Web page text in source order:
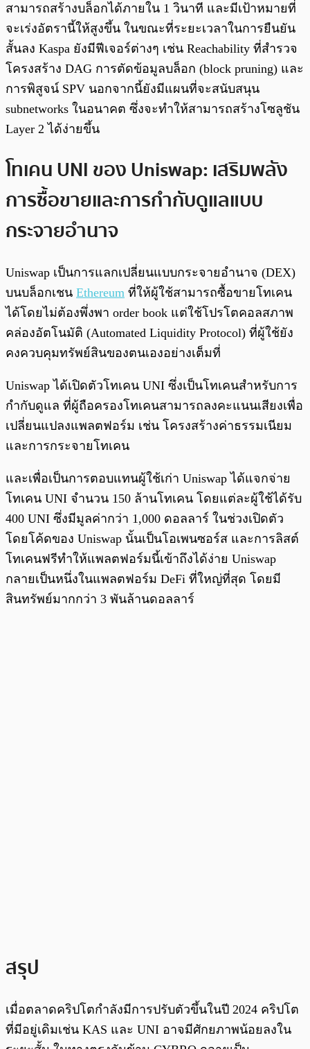
สามารถสร้างบล็อกได้ภายใน 1 วินาที และมีเป้าหมายที่
จะเร่งอัตรานี้ให้สูงขึ้น ในขณะที่ระยะเวลาในการยืนยัน
สั้นลง Kaspa ยังมีฟีเจอร์ต่างๆ เช่น Reachability ที่สำรวจ
โครงสร้าง DAG การตัดข้อมูลบล็อก (block pruning) และ
การพิสูจน์ SPV นอกจากนี้ยังมีแผนที่จะสนับสนุน
subnetworks ในอนาคต ซึ่งจะทำให้สามารถสร้างโซลูชัน
Layer 2 ได้ง่ายขึ้น
โทเคน UNI ของ Uniswap: เสริมพลัง
การซื้อขายและการกำกับดูแลแบบ
กระจายอำนาจ
Uniswap เป็นการแลกเปลี่ยนแบบกระจายอำนาจ (DEX)
บนบล็อกเชน Ethereum ที่ให้ผู้ใช้สามารถซื้อขายโทเคน
ได้โดยไม่ต้องพึ่งพา order book แต่ใช้โปรโตคอลสภาพ
คล่องอัตโนมัติ (Automated Liquidity Protocol) ที่ผู้ใช้ยัง
คงควบคุมทรัพย์สินของตนเองอย่างเต็มที่
Uniswap ได้เปิดตัวโทเคน UNI ซึ่งเป็นโทเคนสำหรับการ
กำกับดูแล ที่ผู้ถือครองโทเคนสามารถลงคะแนนเสียงเพื่อ
เปลี่ยนแปลงแพลตฟอร์ม เช่น โครงสร้างค่าธรรมเนียม
และการกระจายโทเคน
และเพื่อเป็นการตอบแทนผู้ใช้เก่า Uniswap ได้แจกจ่าย
โทเคน UNI จำนวน 150 ล้านโทเคน โดยแต่ละผู้ใช้ได้รับ
400 UNI ซึ่งมีมูลค่ากว่า 1,000 ดอลลาร์ ในช่วงเปิดตัว
โดยโค้ดของ Uniswap นั้นเป็นโอเพนซอร์ส และการลิสต์
โทเคนฟรีทำให้แพลตฟอร์มนี้เข้าถึงได้ง่าย Uniswap
กลายเป็นหนึ่งในแพลตฟอร์ม DeFi ที่ใหญ่ที่สุด โดยมี
สินทรัพย์มากกว่า 3 พันล้านดอลลาร์
สรุป
เมื่อตลาดคริปโตกำลังมีการปรับตัวขึ้นในปี 2024 คริปโต
ที่มีอยู่เดิมเช่น KAS และ UNI อาจมีศักยภาพน้อยลงใน